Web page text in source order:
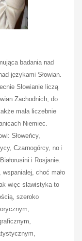
badania nad
językami Słowian.
Słowianie liczą
Zachodnich, do
mała liczebnie
Niemiec.
Słoweńcy,
Czarnogórcy, no i
i Rosjanie.
choć mało
więc slawistyka to
szeroko